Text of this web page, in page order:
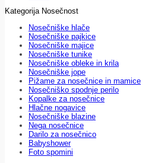
Kategorija Nosečnost
Nosečniške hlače
Nosečniške pajkice
Nosečniške majice
Nosečniške tunike
Nosečniške obleke in krila
Nosečniške jope
Pižame za nosečnice in mamice
Nosečniško spodnje perilo
Kopalke za nosečnice
Hlačne nogavice
Nosečniške blazine
Nega nosečnice
Darilo za nosečnico
Babyshower
Foto spomini